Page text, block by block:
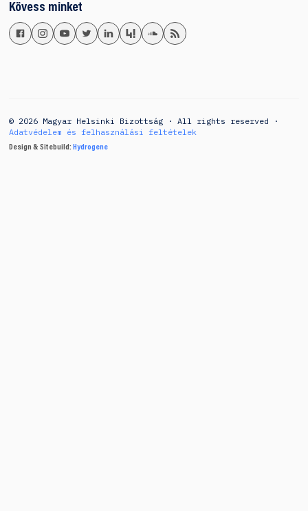
Kövess minket
© 2026 Magyar Helsinki Bizottság · All rights reserved ·
Adatvédelem és felhasználási feltételek
Design & Sitebuild: Hydrogene